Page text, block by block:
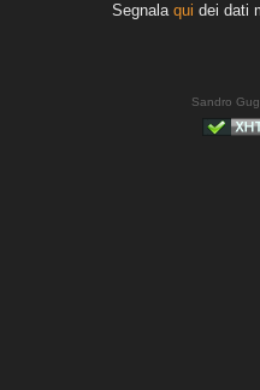
Segnala qui dei dati
Sandro